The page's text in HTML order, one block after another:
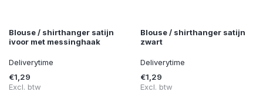
Blouse / shirthanger satijn
ivoor met messinghaak
Deliverytime
€1,29
Excl. btw
Blouse / shirthanger satijn
zwart
Deliverytime
€1,29
Excl. btw